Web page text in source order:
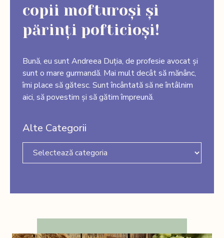
copii mofturoși și
părinți pofticioși!
Bună, eu sunt Andreea Duția, de profesie avocat și
sunt o mare gurmandă. Mai mult decât să mănânc,
îmi place să gătesc. Sunt încântată să ne întâlnim
aici, să povestim și să gătim împreună.
Alte Categorii